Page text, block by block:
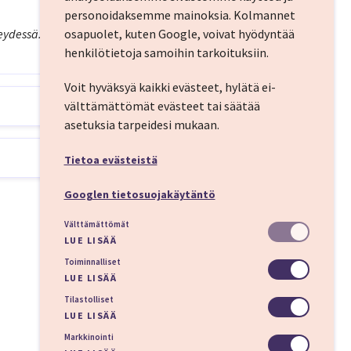
Vapaat peliliput
Valitse
personoidaksemme mainoksia. Kolmannet
osapuolet, kuten Google, voivat hyödyntää
henkilötietoja samoihin tarkoituksiin.
Voit hyväksyä kaikki evästeet, hylätä ei-
välttämättömät evästeet tai säätää
asetuksia tarpeidesi mukaan.
Tietoa evästeistä
Googlen tietosuojakäytäntö
Välttämättömät
LUE LISÄÄ
Toiminnalliset
LUE LISÄÄ
Tilastolliset
LUE LISÄÄ
Markkinointi